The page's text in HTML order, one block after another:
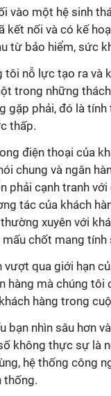
vào một hệ sinh
kết nối và có kế
từ bảo hiểm, sức
tôi nỗ lực tạo ra và
trong những
gặp phải, đó là
thấp.
điện thoại của
chung và ngân
phải cạnh tranh
tác của khách
xuyên với
chốt mang
vượt qua giới hạn
hàng mà chúng
hàng trong
bạn nhìn sâu hơn
không thực sự là
hệ thống công
thống.